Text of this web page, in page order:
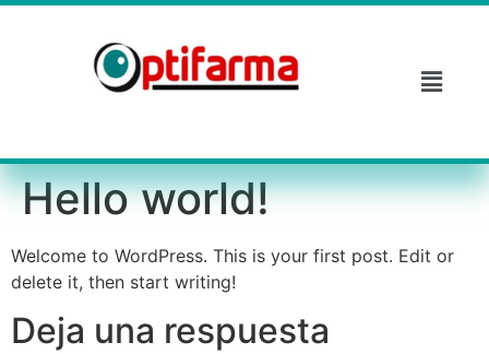
Hello world!
Welcome to WordPress. This is your first post. Edit or
delete it, then start writing!
Deja una respuesta